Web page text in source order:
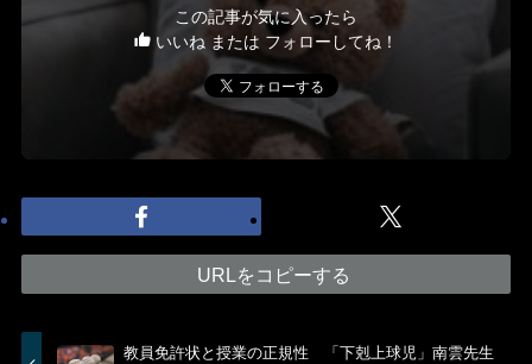
この記事が気に入ったら
いいね または フォローしてね！
URLをコピーする
教員免許状と授業の正規性 「下剋上球児」南雲先生